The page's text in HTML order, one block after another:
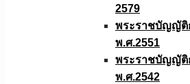
2579
พระราชบัญญัติ
พ.ศ.2551
พระราชบัญญัติ
พ.ศ.2542